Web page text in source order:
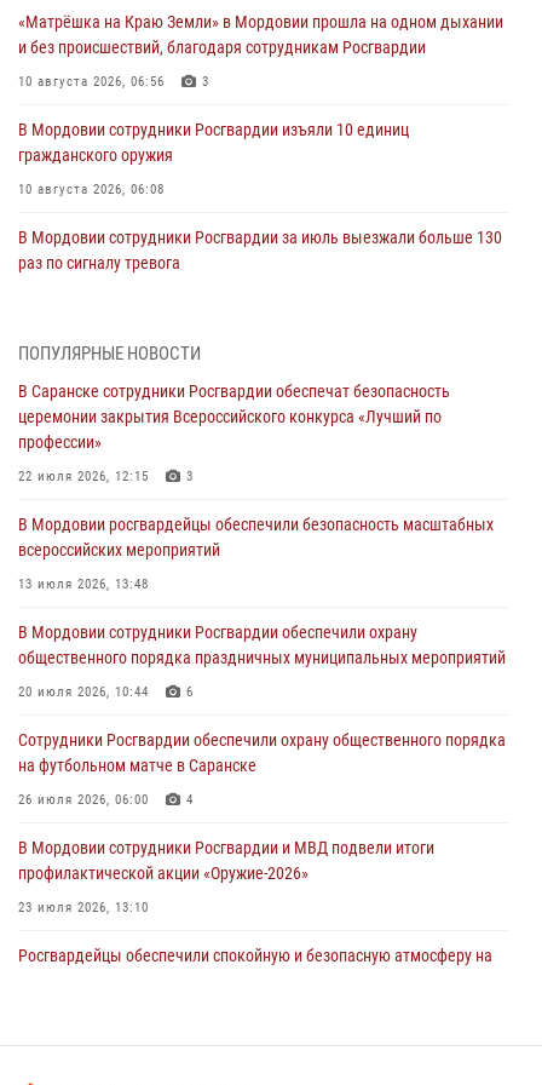
«Матрёшка на Краю Земли» в Мордовии прошла на одном дыхании
и без происшествий, благодаря сотрудникам Росгвардии
10 августа 2026, 06:56 3
В Мордовии сотрудники Росгвардии изъяли 10 единиц
гражданского оружия
10 августа 2026, 06:08
В Мордовии сотрудники Росгвардии за июль выезжали больше 130
раз по сигналу тревога
Спортивные достижения личного состава Управления Росгвардии
08 августа 2026, 06:15
Итоги работы подразделений лицензионно-разрешительной работы
Росгвардии за июль
Сотрудники Росгвардии задержали жителя региона за нанесение
телесных повреждений соседу
Команда Управления Росгвардии по Республике Мордовия приняла
участие в чемпионате Приволжского округа по мини-футболу
ПОПУЛЯРНЫЕ НОВОСТИ
В Саранске сотрудники Росгвардии обеспечат безопасность
церемонии закрытия Всероссийского конкурса «Лучший по
профессии»
22 июля 2026, 12:15 3
В Мордовии росгвардейцы обеспечили безопасность масштабных
всероссийских мероприятий
13 июля 2026, 13:48
В Мордовии сотрудники Росгвардии обеспечили охрану
общественного порядка праздничных муниципальных мероприятий
20 июля 2026, 10:44 6
Сотрудники Росгвардии обеспечили охрану общественного порядка
на футбольном матче в Саранске
26 июля 2026, 06:00 4
В Мордовии сотрудники Росгвардии и МВД подвели итоги
профилактической акции «Оружие‑2026»
23 июля 2026, 13:10
Росгвардейцы обеспечили спокойную и безопасную атмосферу на